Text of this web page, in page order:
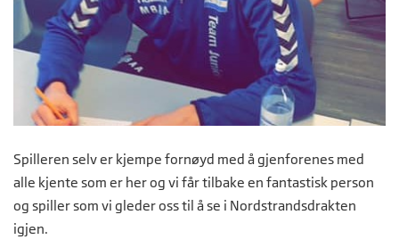
Spilleren selv er kjempe fornøyd med å gjenforenes med
alle kjente som er her og vi får tilbake en fantastisk person
og spiller som vi gleder oss til å se i Nordstrandsdrakten
igjen.